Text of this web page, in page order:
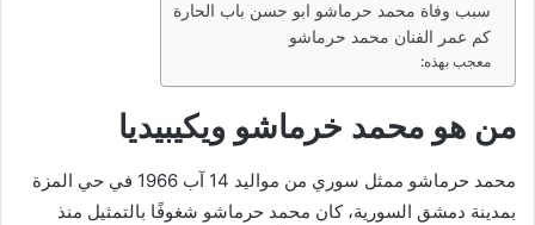
سبب وفاة محمد حرماشو ابو حسن باب الحارة
كم عمر الفنان محمد حرماشو
معجب بهذه:
من هو محمد خرماشو ويكيبيديا
محمد حرماشو ممثل سوري من مواليد 14 آب 1966 في حي المزة
بمدينة دمشق السورية، كان محمد حرماشو شغوفًا بالتمثيل منذ